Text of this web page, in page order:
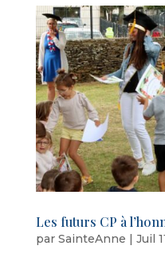
Les futurs CP à
par SainteAnne | Juil